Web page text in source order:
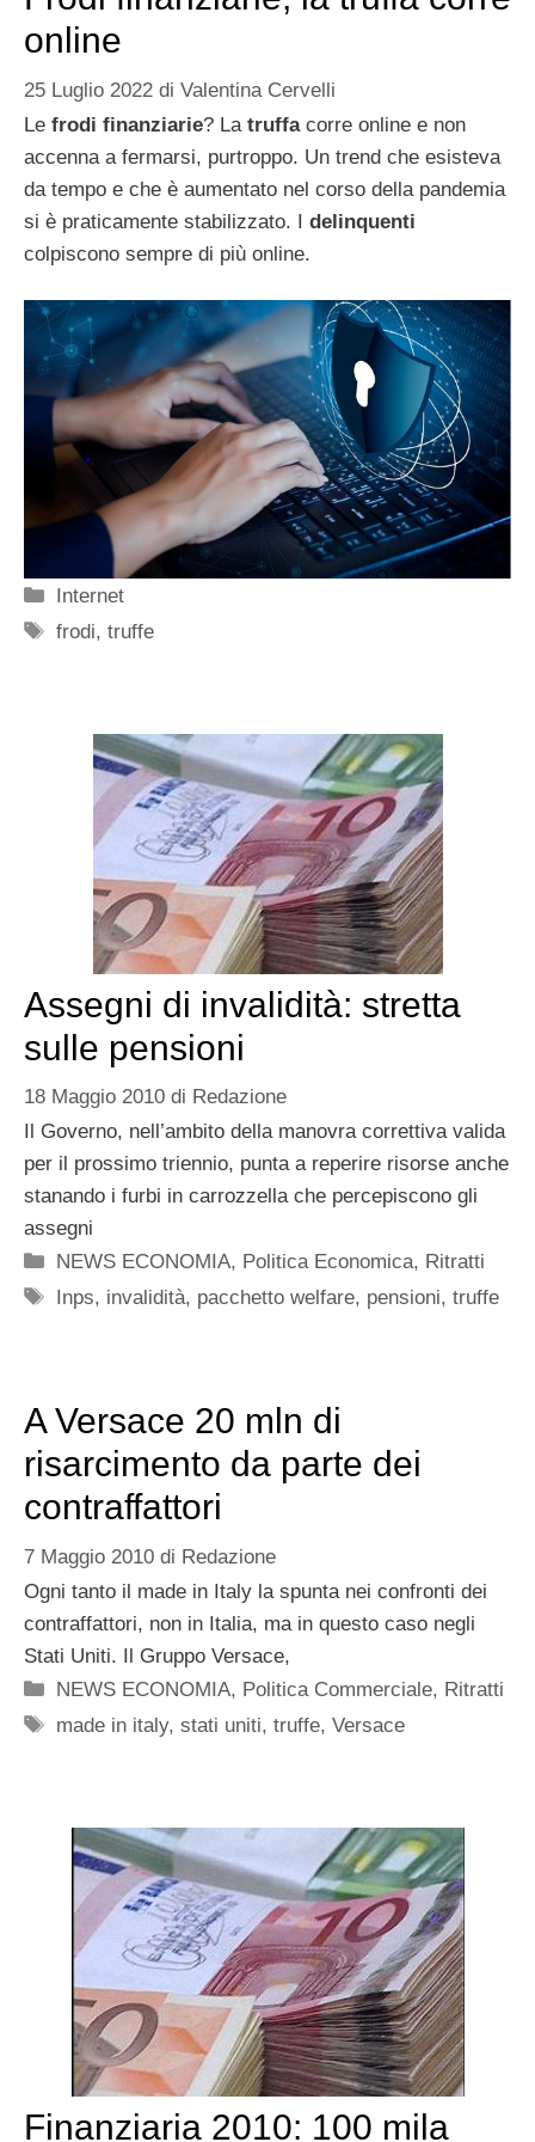
online
25 Luglio 2022 di Valentina Cervelli
Le frodi finanziarie? La truffacorre online e non
accenna a fermarsi, purtroppo. Un trend che esisteva
da tempo e che è aumentato nel corso della pandemia
si è praticamente stabilizzato. I delinquenti
colpiscono sempre di più online.
Categorie
Internet
Tag
frodi,truffe
Assegni di invalidità: stretta
sulle pensioni
18 Maggio 2010 di Redazione
Il Governo, nell’ambito della manovra correttiva valida
per il prossimo triennio, punta a reperire risorse anche
stanando i furbi in carrozzella che percepiscono gli
assegni
Categorie
NEWS ECONOMIA, Politica Economica, Ritratti
Tag
Inps, invalidità, pacchetto welfare, pensioni,truffe
A Versace 20 mln di
risarcimento da parte dei
contraffattori
7 Maggio 2010 di Redazione
Ogni tanto il made in Italy la spunta nei confronti dei
contraffattori, non in Italia, ma in questo caso negli
Stati Uniti. Il Gruppo Versace,
Categorie
NEWS ECONOMIA, Politica Commerciale, Ritratti
Tag
made in italy,stati uniti,truffe,Versace
Finanziaria 2010: 100 mila